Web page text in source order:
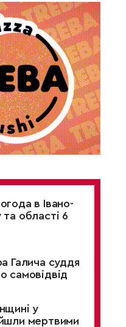
в Івано-
та області 6
Галича суддя
самовідвід
у
мертвими